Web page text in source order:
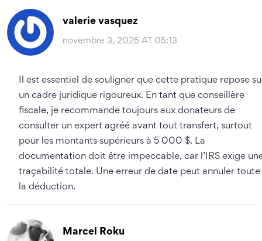
valerie vasquez
novembre 3, 2025 AT 05:13
Il est essentiel de souligner que cette pratique repose
un cadre juridique rigoureux. En tant que conseillère
fiscale, je recommande toujours aux donateurs de
consulter un expert agréé avant tout transfert, surtout
pour les montants supérieurs à 5 000 $. La
documentation doit être impeccable, car l’IRS exige
traçabilité totale. Une erreur de date peut annuler toute
la déduction.
Marcel Roku